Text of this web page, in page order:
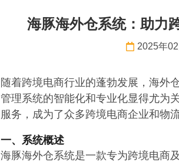
海豚海外仓系统：助力
2025年
随着跨境电商行业的蓬勃发展，海外
管理系统的智能化和专业化显得尤为
服务，成为了众多跨境电商企业和物
一、系统概述
海豚海外仓系统是一款专为跨境电商